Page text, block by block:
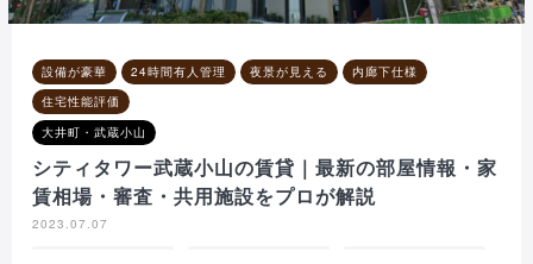
設備が豪華 24時間有人管理 夜景が見える
内廊下仕様
住宅性能評価
大井町・武蔵小山
シティタワー武蔵小山の賃貸｜最新の部屋情報・家
賃相場・審査・共用施設をプロが解説
2023.07.07